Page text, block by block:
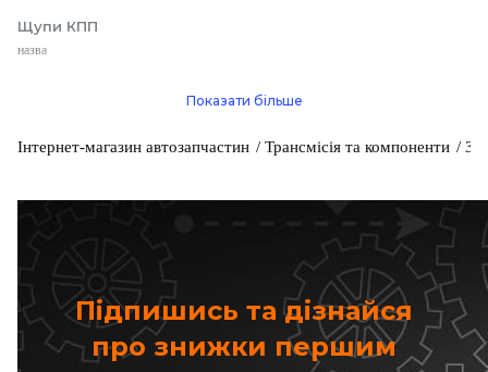
Щупи КПП
назва
Показати більше
Інтернет-магазин автозапчастин Трансмісія та компоненти
Підпишись та дізнайся
про знижки першим